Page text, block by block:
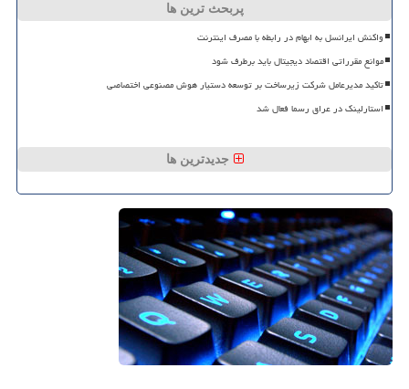
پربحث ترین ها
واکنش ایرانسل به ابهام در رابطه با مصرف اینترنت
موانع مقرراتی اقتصاد دیجیتال باید برطرف شود
تاکید مدیرعامل شرکت زیرساخت بر توسعه دستیار هوش مصنوعی اختصاصی
استارلینک در عراق رسما فعال شد
جدیدترین ها